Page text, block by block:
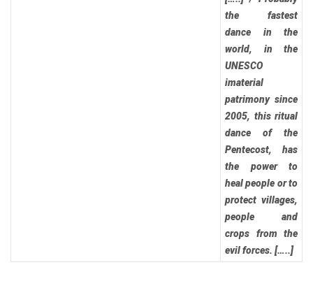
the fastest
dance in the
world, in the
UNESCO
imaterial
patrimony since
2005, this ritual
dance of the
Pentecost, has
the power to
heal people or to
protect villages,
people and
crops from the
evil forces. […..]